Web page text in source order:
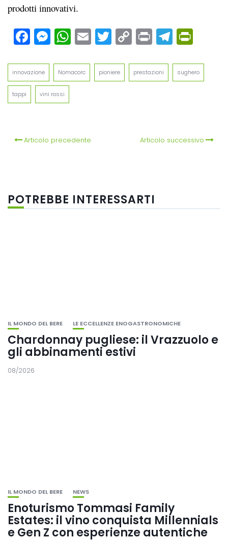
prodotti innovativi.
Facebook
Messenger
WhatsApp
EmailTwitter
Copy
Link
Print
innovazione Nomacorc pioniere prestazioni sughero
tappi vini rossi
Articolo precedente Articolo successivo
POTREBBE INTERESSARTI
IL MONDO DEL BERE LE ECCELLENZE ENOGASTRONOMICHE
Chardonnay pugliese: il Vrazzuolo e
gli abbinamenti estivi
08/2026
IL MONDO DEL BERE NEWS
Enoturismo Tommasi Family
Estates: il vino conquista Millennials
e Gen Z con esperienze autentiche